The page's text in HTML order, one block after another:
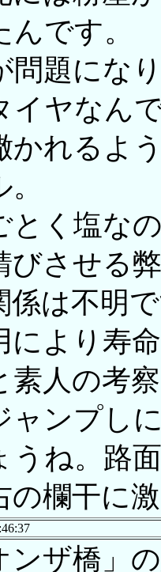
です。
問題にな
イヤなん
かれるよ
とく塩な
びさせる
係は不明
により寿
素人の考
ャンプし
うね。路
の欄干に
ンザ橋」